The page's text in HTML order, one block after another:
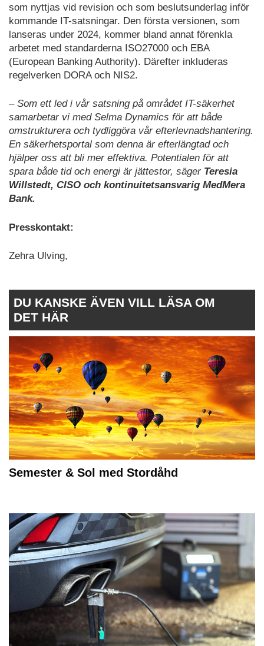
som nyttjas vid revision och som beslutsunderlag inför
kommande IT-satsningar. Den första versionen, som
lanseras under 2024, kommer bland annat förenkla
arbetet med standarderna ISO27000 och EBA
(European Banking Authority). Därefter inkluderas
regelverken DORA och NIS2.
– Som ett led i vår satsning på området IT-säkerhet
samarbetar vi med Selma Dynamics för att både
omstrukturera och tydliggöra vår efterlevnadshantering.
En säkerhetsportal som denna är efterlängtad och
hjälper oss att bli mer effektiva. Potentialen för att
spara både tid och energi är jättestor, säger Teresia
Willstedt, CISO och kontinuitetsansvarig MedMera
Bank.
Presskontakt:
Zehra Ulving,
DU KANSKE ÄVEN VILL LÄSA OM
DET HÄR
Semester & Sol med Stordåhd